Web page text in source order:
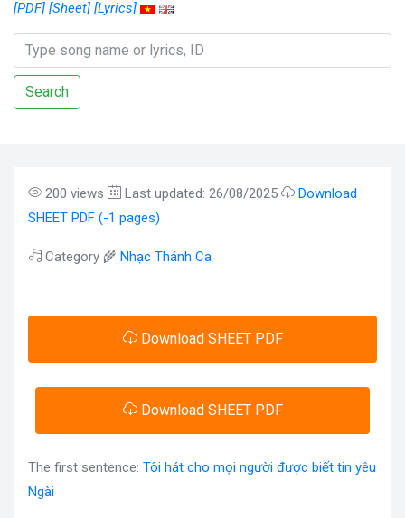
[PDF] [Sheet] [Lyrics]
Search
200 views Last updated: 26/08/2025
Download
SHEET PDF (-1 pages)
Category 🌾 Nhạc Thánh Ca
Download SHEET PDF
Download SHEET PDF
The first sentence: Tôi hát cho mọi người được biết tin yêu
Ngài